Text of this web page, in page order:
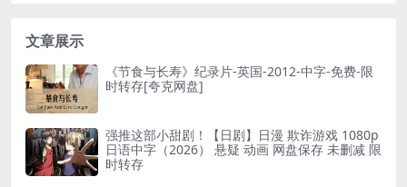
文章展示
《节食与长寿》纪录片-英国-2012-中字-免费-限
时转存[夸克网盘]
强推这部小甜剧！【日剧】日漫 欺诈游戏 1080p
日语中字（2026） 悬疑 动画 网盘保存 未删减 限
时转存